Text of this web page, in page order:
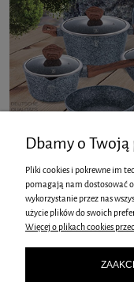
Dbamy o
Pliki cookies i pokrewne im
pomagają nam dostosować
wykorzystanie przez nas
użycie plików do swoich
Więcej o plikach cookies